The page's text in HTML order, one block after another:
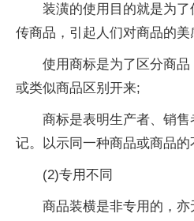
装潢的使用目的就是为
传商品，引起人们对商品的美
使用商标是为了区分商
或类似商品区别开来;
商标是表明生产者、销
记。以示同一种商品或商品的
(2)专用不同
商品装横是非专用的，